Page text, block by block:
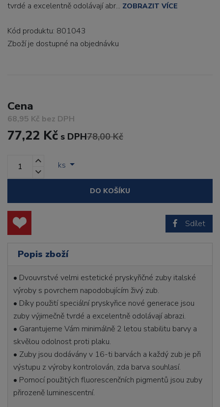
tvrdé a excelentně odolávají abr... ZOBRAZIT VÍCE
Kód produktu: 801043
Zboží je dostupné na objednávku
Cena
68,95 Kč bez DPH
77,22 Kč s DPH78,00 Kč
ks
DO KOŠÍKU
Sdílet
Popis zboží
• Dvouvrstvé velmi estetické pryskyřičné zuby italské
výroby s povrchem napodobujícím živý zub.
• Díky použití speciální pryskyřice nové generace jsou
zuby výjimečně tvrdé a excelentně odolávají abrazi.
• Garantujeme Vám minimálně 2 letou stabilitu barvy a
skvělou odolnost proti plaku.
• Zuby jsou dodávány v 16-ti barvách a každý zub je při
výstupu z výroby kontrolován, zda barva souhlasí.
• Pomocí použitých fluorescenčních pigmentů jsou zuby
přirozeně luminescentní.